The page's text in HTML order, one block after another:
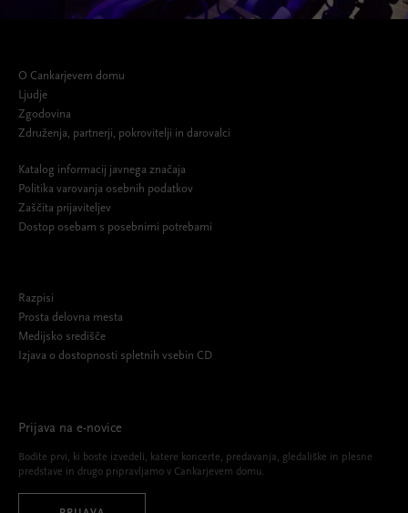
O Cankarjevem domu
Ljudje
Zgodovina
Združenja, partnerji, pokrovitelji in darovalci
Katalog informacij javnega značaja
Politika varovanja osebnih podatkov
Zaščita prijaviteljev
Dostop osebam s posebnimi potrebami
Razpisi
Prosta delovna mesta
Medijsko središče
Izjava o dostopnosti spletnih vsebin CD
Prijava na e-novice
Bodite prvi, ki boste izvedeli, katere koncerte, predavanja, gledališke in plesne
predstave in drugo pripravljamo v Cankarjevem domu.